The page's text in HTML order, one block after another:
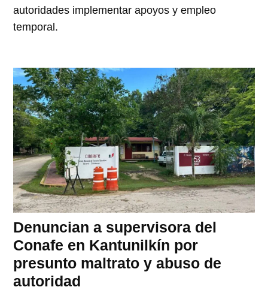
autoridades implementar apoyos y empleo
temporal.
Denuncian a supervisora del
Conafe en Kantunilkín por
presunto maltrato y abuso de
autoridad